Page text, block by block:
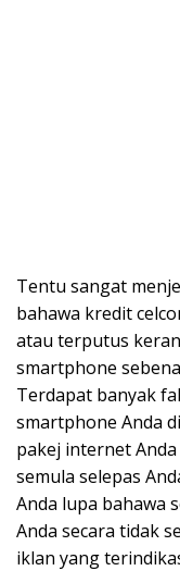
Tentu sangat
bahawa kredit
atau terputus
smartphone
Terdapat banyak
smartphone Anda
pakej internet
semula selepas
Anda lupa bahawa
Anda secara tidak
iklan yang